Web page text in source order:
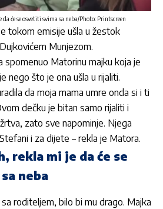
će se osvetiti svima sa neba/Photo: Printscreen
tokom emisije ušla u žestok
Munjezom.
spomenuo Matorinu majku koja je
nego što je ona ušla u rijaliti.
da moja mama umre onda si i ti
dečku je bitan samo rijaliti i
zato sve napominje. Njega
Stefani i za dijete – rekla je Matora.
rekla mi je da će se
neba
roditeljem, bilo bi mu drago. Majka